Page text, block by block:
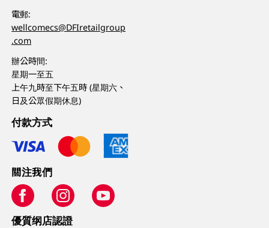
電郵:
wellcomecs@DFIretailgroup
.com
辦公時間:
星期一至五
上午九時至下午五時 (星期六、
日及公眾假期休息)
付款方式
關注我們
優質纲店認證